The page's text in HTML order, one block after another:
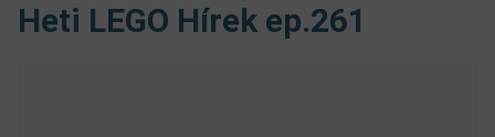
Heti LEGO Hírek ep.261